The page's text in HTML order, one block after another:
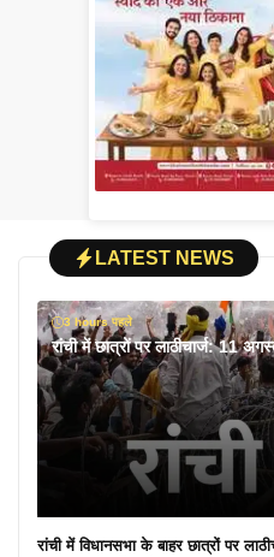
LATEST NEWS
3 hours पहले
रांची में छात्रों पर लाठीचार्ज: 11
रांची में विधानसभा के बाहर छात्रों पर